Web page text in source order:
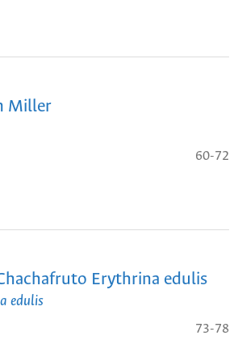
Miller
60-72
Erythrina edulis
edulis
73-78